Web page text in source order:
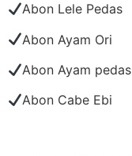
Abon Lele Pedas
Abon Ayam Ori
Abon Ayam pedas
Abon Cabe Ebi